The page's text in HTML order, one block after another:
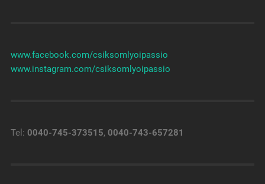
www.facebook.com/csiksomlyoipassio
www.instagram.com/csiksomlyoipassio
Tel: 0040-745-373515, 0040-743-657281